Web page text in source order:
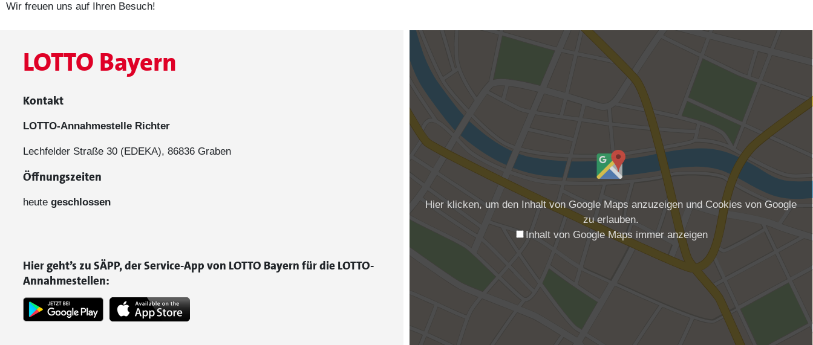
Wir freuen uns auf Ihren Besuch!
LOTTO Bayern
Kontakt
LOTTO-Annahmestelle Richter
Lechfelder Straße 30 (EDEKA), 86836 Graben
Öffnungszeiten
heute geschlossen
Hier geht’s zu SÄPP, der Service-App von LOTTO Bayern für die LOTTO-
Annahmestellen:
Hier klicken, um den Inhalt von Google Maps anzuzeigen und Cookies von Google
zu erlauben.
Inhalt von Google Maps immer anzeigen